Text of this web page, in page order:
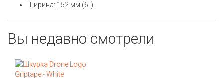
Ширина: 152 мм (6″)
Вы недавно смотрели